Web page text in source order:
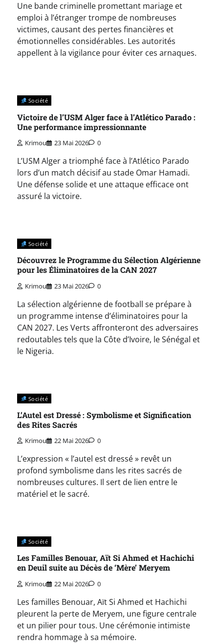
Une bande criminelle promettant mariage et
emploi à l’étranger trompe de nombreuses
victimes, causant des pertes financières et
émotionnelles considérables. Les autorités
appellent à la vigilance pour éviter ces arnaques.
Société
Victoire de l’USM Alger face à l’Atlético Parado :
Une performance impressionnante
Krimou 23 Mai 2026 0
L’USM Alger a triomphé face à l’Atlético Parado
lors d’un match décisif au stade Omar Hamadi.
Une défense solide et une attaque efficace ont
assuré la victoire.
Société
Découvrez le Programme du Sélection Algérienne
pour les Éliminatoires de la CAN 2027
Krimou 23 Mai 2026 0
La sélection algérienne de football se prépare à
un programme intense d’éliminatoires pour la
CAN 2027. Les Verts affronteront des adversaires
redoutables tels que la Côte d’Ivoire, le Sénégal et
le Nigeria.
Société
L’Autel est Dressé : Symbolisme et Signification
des Rites Sacrés
Krimou 22 Mai 2026 0
L’expression « l’autel est dressé » revêt un
profond symbolisme dans les rites sacrés de
nombreuses cultures. Il sert de lien entre le
matériel et le sacré.
Société
Les Familles Benouar, Aït Si Ahmed et Hachichi
en Deuil suite au Décès de ‘Mère’ Meryem
Krimou 22 Mai 2026 0
Les familles Benouar, Aït Si Ahmed et Hachichi
pleurent la perte de Meryem, une figure centrale
et un pilier pour tous. Une cérémonie intimiste
rendra hommage à sa mémoire.